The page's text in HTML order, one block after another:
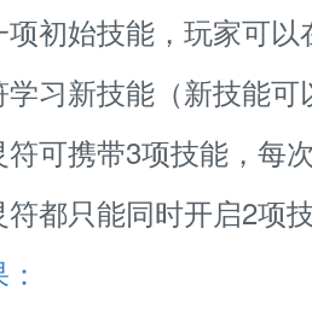
初始技能，玩家可以
习新技能（新技能
可携带3项技能，每
都只能同时开启2项